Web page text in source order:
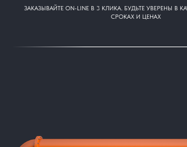
ЗАКАЗЫВАЙТЕ ON-LINE В 3 КЛИКА. БУДЬТЕ УВЕРЕНЫ В
СРОКАХ И ЦЕНАХ